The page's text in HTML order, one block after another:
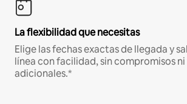
La flexibilidad que necesitas
Elige las fechas exactas de llegada y
línea con facilidad, sin compromisos
adicionales.*